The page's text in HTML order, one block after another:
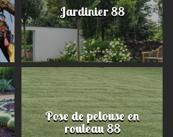
Jardinier 88
Pose de pelouse en
rouleau 88